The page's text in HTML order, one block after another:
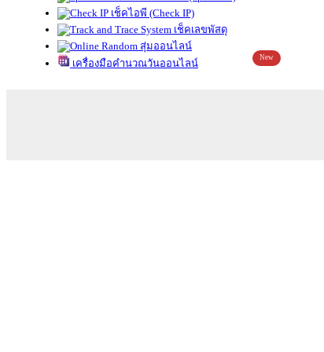
เช็คไอพี (Check IP)
เช็คเลขพัสดุ
สุ่มออนไลน์
เครื่องมือคำนวณวันออนไลน์
New